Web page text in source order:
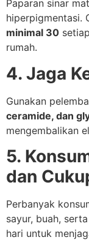
Paparan sinar
hiperpigmentasi.
minimal 30
rumah.
4. Jaga
Gunakan
ceramide, dan
mengembalikan
5.
dan
Perbanyak
sayur, buah,
hari untuk